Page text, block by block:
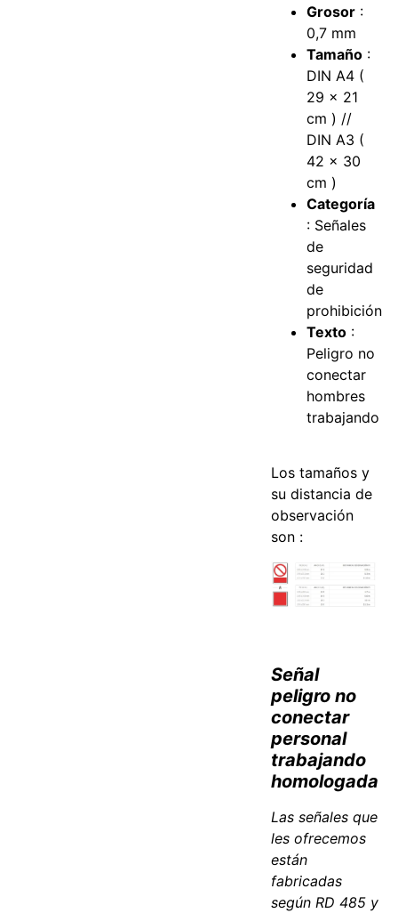
Grosor :
0,7 mm
Tamaño :
DIN A4 (
29 x 21
cm ) //
DIN A3 (
42 x 30
cm )
Categoría
: Señales
de
seguridad
de
prohibición
Texto :
Peligro no
conectar
hombres
trabajando
Los tamaños y
su distancia de
observación
son :
Señal
peligro no
conectar
personal
trabajando
homologada
Las señales que
les ofrecemos
están
fabricadas
según RD 485 y